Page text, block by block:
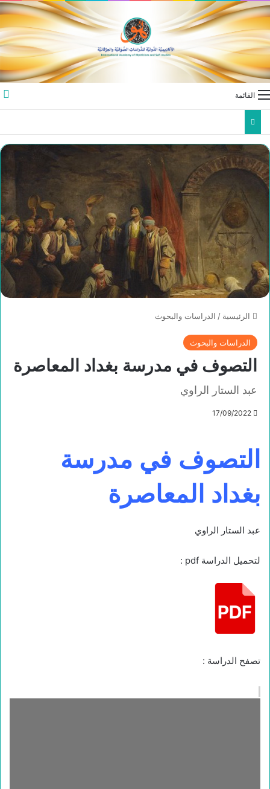
القائمة
الرئيسية / الدراسات والبحوث
الدراسات والبحوث
التصوف في مدرسة بغداد المعاصرة
عبد الستار الراوي
17/09/2022
التصوف في مدرسة
بغداد المعاصرة
عبد الستار الراوي
لتحميل الدراسة pdf :
تصفح الدراسة :